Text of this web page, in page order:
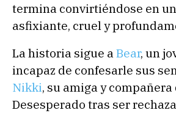
termina convirtiéndose en
asfixiante, cruel y
La historia sigue aBear, un
incapaz de confesarle sus
Nikki, su amiga y compañera
Desesperado tras ser